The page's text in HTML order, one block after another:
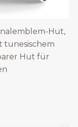
Hut,
tunesischem
Hut für